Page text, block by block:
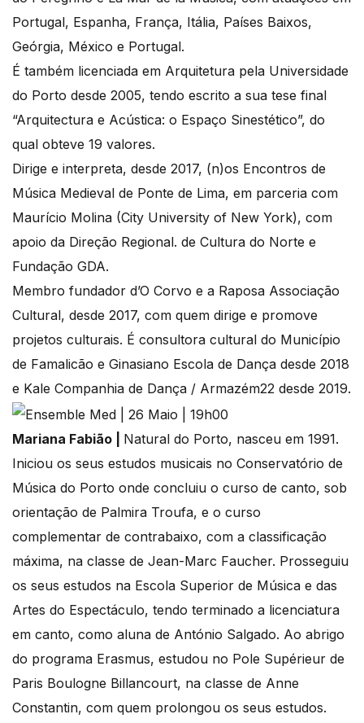
Portugal, Espanha, França, Itália, Países Baixos,
Geórgia, México e Portugal.
É também licenciada em Arquitetura pela Universidade
do Porto desde 2005, tendo escrito a sua tese final
“Arquitectura e Acústica: o Espaço Sinestético”, do
qual obteve 19 valores.
Dirige e interpreta, desde 2017, (n)os Encontros de
Música Medieval de Ponte de Lima, em parceria com
Maurício Molina (City University of New York), com
apoio da Direção Regional. de Cultura do Norte e
Fundação GDA.
Membro fundador d’O Corvo e a Raposa Associação
Cultural, desde 2017, com quem dirige e promove
projetos culturais. É consultora cultural do Município
de Famalicão e Ginasiano Escola de Dança desde 2018
e Kale Companhia de Dança / Armazém22 desde 2019.
Mariana Fabião | Natural do Porto, nasceu em 1991.
Iniciou os seus estudos musicais no Conservatório de
Música do Porto onde concluiu o curso de canto, sob
orientação de Palmira Troufa, e o curso
complementar de contrabaixo, com a classificação
máxima, na classe de Jean-Marc Faucher. Prosseguiu
os seus estudos na Escola Superior de Música e das
Artes do Espectáculo, tendo terminado a licenciatura
em canto, como aluna de António Salgado. Ao abrigo
do programa Erasmus, estudou no Pole Supérieur de
Paris Boulogne Billancourt, na classe de Anne
Constantin, com quem prolongou os seus estudos.